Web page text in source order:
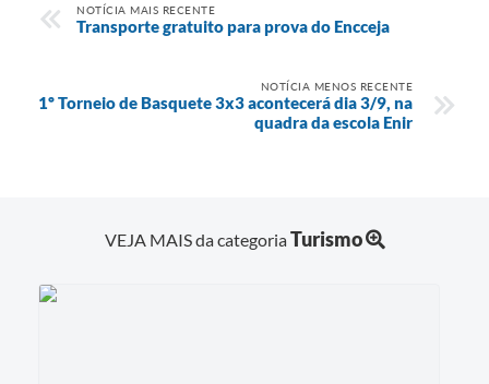
NOTÍCIA MAIS RECENTE
Transporte gratuito para prova do Encceja
NOTÍCIA MENOS RECENTE
1º Torneio de Basquete 3x3 acontecerá dia 3/9, na
quadra da escola Enir
VEJA MAIS da categoriaTurismo